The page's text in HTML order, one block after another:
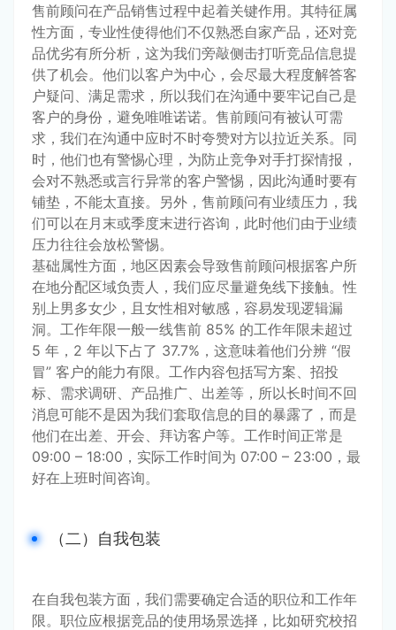
售前顾问在产品销售过程中起着关键作用。其特征属
性方面，专业性使得他们不仅熟悉自家产品，还对竞
品优劣有所分析，这为我们旁敲侧击打听竞品信息提
供了机会。他们以客户为中心，会尽最大程度解答客
户疑问、满足需求，所以我们在沟通中要牢记自己是
客户的身份，避免唯唯诺诺。售前顾问有被认可需
求，我们在沟通中应时不时夸赞对方以拉近关系。同
时，他们也有警惕心理，为防止竞争对手打探情报，
会对不熟悉或言行异常的客户警惕，因此沟通时要有
铺垫，不能太直接。另外，售前顾问有业绩压力，我
们可以在月末或季度末进行咨询，此时他们由于业绩
压力往往会放松警惕。
基础属性方面，地区因素会导致售前顾问根据客户所
在地分配区域负责人，我们应尽量避免线下接触。性
别上男多女少，且女性相对敏感，容易发现逻辑漏
洞。工作年限一般一线售前 85% 的工作年限未超过
5 年，2 年以下占了 37.7%，这意味着他们分辨 “假
冒” 客户的能力有限。工作内容包括写方案、招投
标、需求调研、产品推广、出差等，所以长时间不回
消息可能不是因为我们套取信息的目的暴露了，而是
他们在出差、开会、拜访客户等。工作时间正常是
09:00 – 18:00，实际工作时间为 07:00 – 23:00，最
好在上班时间咨询。
（二）自我包装
在自我包装方面，我们需要确定合适的职位和工作年
限。职位应根据竞品的使用场景选择，比如研究校招